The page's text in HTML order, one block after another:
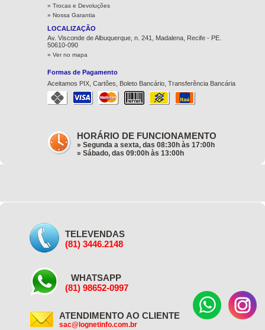
» Trocas e Devoluções
» Nossa Garantia
LOCALIZAÇÃO
Av. Visconde de Albuquerque, n. 241, Madalena, Recife - PE.
50610-090
» Ver no mapa
Formas de Pagamento
Aceitamos PIX, Cartões, Boleto Bancário, Transferência Bancária
HORÁRIO DE FUNCIONAMENTO
» Segunda a sexta, das 08:30h às 17:00h
» Sábado, das 09:00h às 13:00h
TELEVENDAS
(81) 3446.2148
WHATSAPP
(81) 98652-0997
ATENDIMENTO AO CLIENTE
sac@lognetinfo.com.br